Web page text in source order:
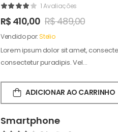
1 Avaliações
R$ 410,00 R$489,00
Vendido por:Stelio
Lorem ipsum dolor sit amet,
consectetur puradipis. Vel…
ADICIONAR AO CARRINHO
Smartphone